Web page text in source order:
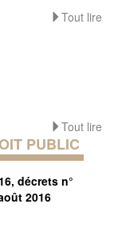
Tout lire
Tout lire
PUBLIC
décrets n°
2016